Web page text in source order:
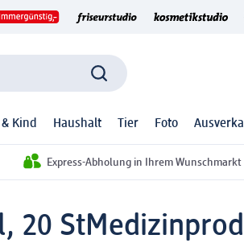
Kind Haushalt Tier Foto
Express-Abholung in Ihrem Wunschmarkt
20 St